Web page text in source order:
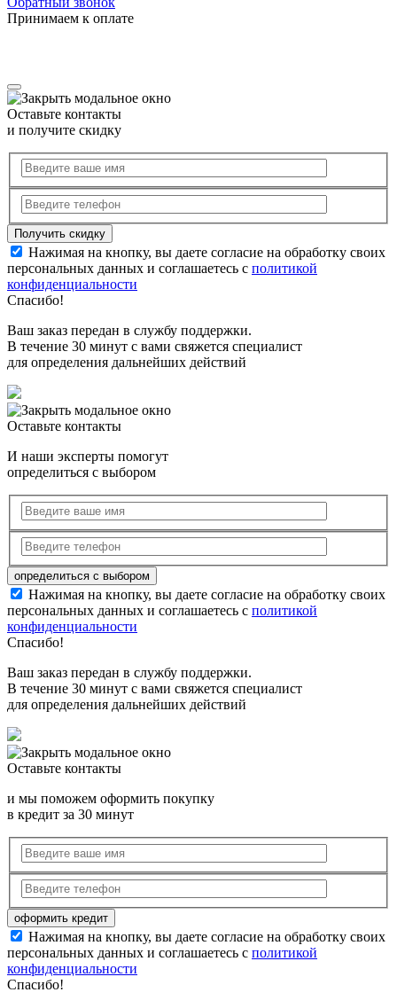
Принимаем к оплате
Оставьте контакты
и получите скидку
Нажимая на кнопку, вы даете согласие на обработку своих
персональных данных и соглашаетесь с политикой
конфиденциальности
Спасибо!
Ваш заказ передан в службу поддержки.
В течение 30 минут с вами свяжется специалист
для определения дальнейших действий
Оставьте контакты
И наши эксперты помогут
определиться с выбором
Нажимая на кнопку, вы даете согласие на обработку своих
персональных данных и соглашаетесь с политикой
конфиденциальности
Спасибо!
Ваш заказ передан в службу поддержки.
В течение 30 минут с вами свяжется специалист
для определения дальнейших действий
Оставьте контакты
и мы поможем оформить покупку
в кредит за 30 минут
Нажимая на кнопку, вы даете согласие на обработку своих
персональных данных и соглашаетесь с политикой
конфиденциальности
Спасибо!